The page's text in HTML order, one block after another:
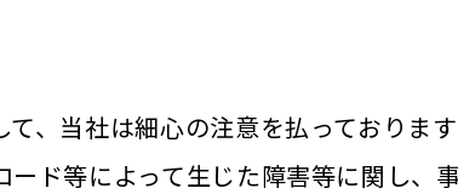
、当社は細心の注意を払っておりま
ド等によって生じた障害等に関し、